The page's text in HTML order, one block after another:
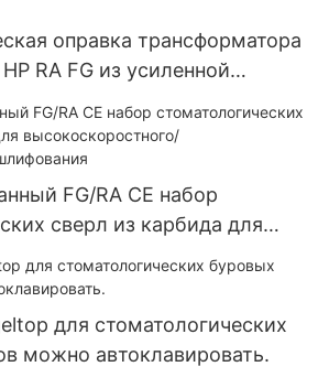
оправка трансформатора
RA FG из усиленной
(зажим иглы)
FG/RA CE набор
сверл из карбида для
низкоскоростного
для стоматологических
можно автоклавировать.